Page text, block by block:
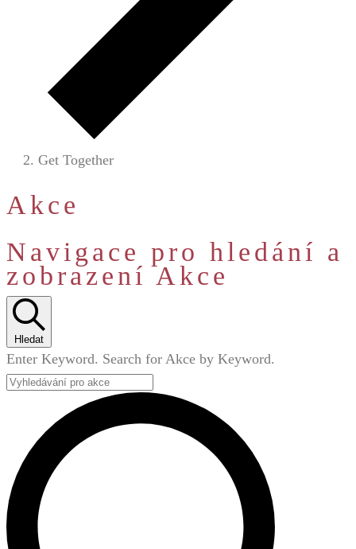
Get Together
Akce
Navigace pro hledání a
zobrazení Akce
Hledat
Enter Keyword. Search for Akce by Keyword.